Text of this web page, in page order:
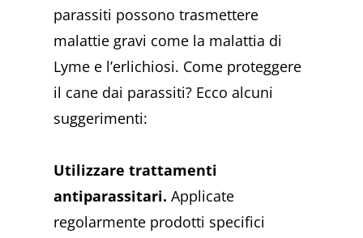
parassiti possono trasmettere
malattie gravi come la malattia di
Lyme e l’erlichiosi. Come proteggere
il cane dai parassiti? Ecco alcuni
suggerimenti:
Utilizzare trattamenti
antiparassitari. Applicate
regolarmente prodotti specifici